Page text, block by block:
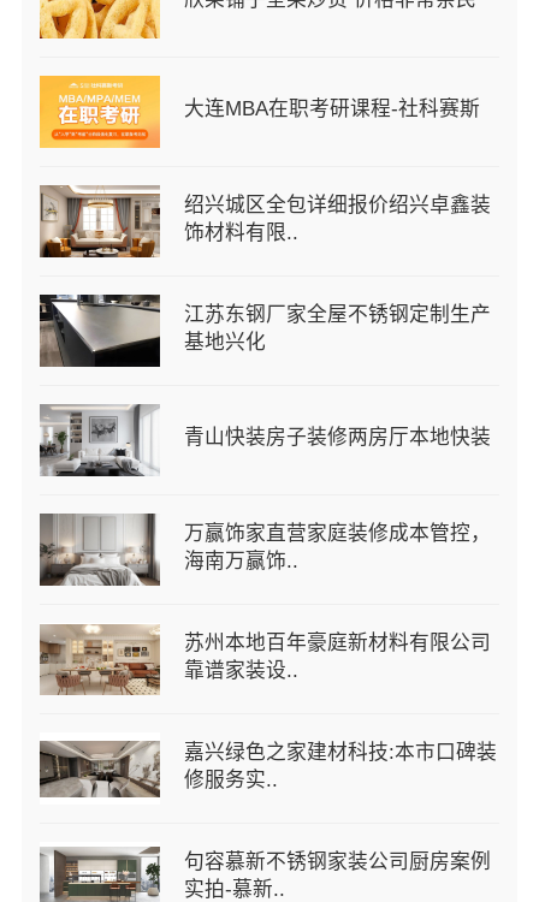
大连MBA在职考研课程-社科赛斯
绍兴城区全包详细报价绍兴卓鑫装
饰材料有限..
江苏东钢厂家全屋不锈钢定制生产
基地兴化
青山快装房子装修两房厅本地快装
万赢饰家直营家庭装修成本管控，
海南万赢饰..
苏州本地百年豪庭新材料有限公司
靠谱家装设..
嘉兴绿色之家建材科技:本市口碑装
修服务实..
句容慕新不锈钢家装公司厨房案例
实拍-慕新..